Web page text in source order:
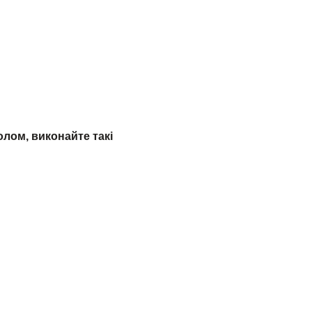
виконайте такі